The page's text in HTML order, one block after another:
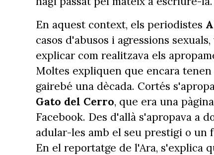
En aquest context, els periodistes
casos d'abusos i agressions
explicar com realitzava els
Moltes expliquen que encara
gairebé una dècada. Cortés
Gato del Cerro, que era una
Facebook. Des d'allà s'apropava a
adular-les amb el seu prestigi o un
En el reportatge de l'Ara, s'explica